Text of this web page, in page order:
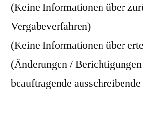
(Keine Informationen über
Vergabeverfahren)
(Keine Informationen über
(Änderungen /
beauftragende